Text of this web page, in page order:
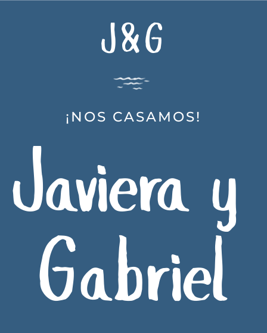
J & G
¡NOS CASAMOS!
Javiera y
Gabriel